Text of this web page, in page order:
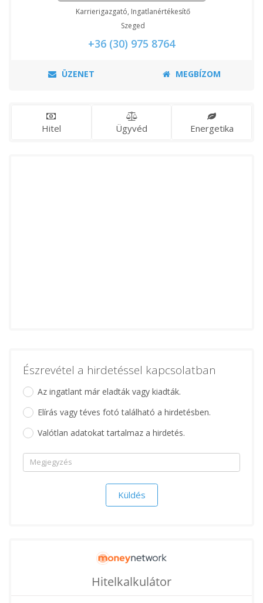
Karrierigazgató, Ingatlanértékesítő
Szeged
+36 (30) 975 8764
ÜZENET MEGBÍZOM
Hitel Ügyvéd Energetika
Észrevétel a hirdetéssel kapcsolatban
Az ingatlant már eladták vagy kiadták.
Elírás vagy téves fotó található a hirdetésben.
Valótlan adatokat tartalmaz a hirdetés.